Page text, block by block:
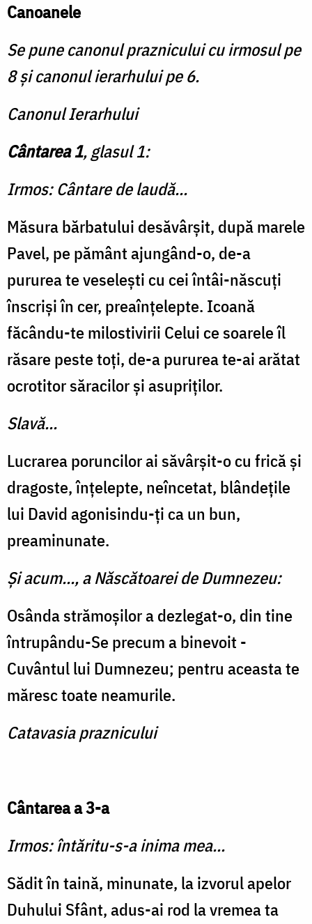
Canoanele
Se pune canonul praznicului cu irmo­sul pe
8 şi canonul ierarhului pe 6.
Canonul Ierarhului
Cântarea 1, glasul 1:
Irmos: Cântare de laudă...
Măsura bărbatului desăvârșit, după marele
Pavel, pe pământ ajungând-o, de-a
pururea te veselești cu cei întâi-născuți
înscrişi în cer, preaînţelepte. Icoană
făcându-te milosti­virii Celui ce soarele îl
răsare peste toţi, de-a pururea te-ai arătat
ocrotitor săracilor și asupriţilor.
Slavă...
Lucrarea poruncilor ai săvârşit-o cu frică şi
dragoste, înţe­lepte, neîncetat, blândeţile
lui David agonisindu-ţi ca un bun,
preaminunate.
Şi acum..., a Născătoarei de Dumnezeu:
Osânda strămoșilor a dezlegat-o, din tine
întrupându-Se precum a binevoit -
Cuvântul lui Dumnezeu; pentru aceasta te
măresc toate neamurile.
Catavasia praznicului
Cântarea a 3-a
Irmos: întăritu-s-a inima mea...
Sădit în taină, minunate, la izvorul apelor
Duhului Sfânt, adus-ai rod la vremea ta